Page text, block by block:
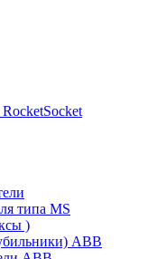
типа MS
)
ABB